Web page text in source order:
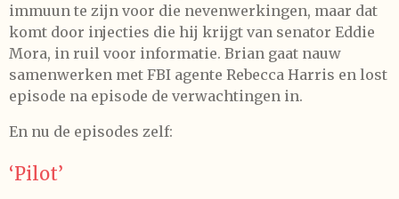
immuun te zijn voor die nevenwerkingen, maar dat
komt door injecties die hij krijgt van senator Eddie
Mora, in ruil voor informatie. Brian gaat nauw
samenwerken met FBI agente Rebecca Harris en lost
episode na episode de verwachtingen in.
En nu de episodes zelf:
‘Pilot’